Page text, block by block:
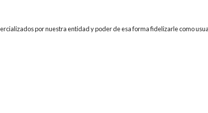
por nuestra entidad y poder de esa forma fidelizarle como